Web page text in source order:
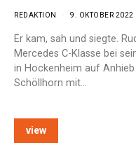
REDAKTION 9. OKTOBER 2022
Er kam, sah und siegte.
Mercedes C-Klasse bei
in Hockenheim auf
Schöllhorn mit…
view